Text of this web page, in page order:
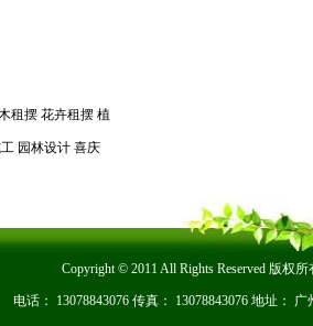
租摆 花卉租摆 植
园林设计 喜庆
Copyright © 2011 All Rights Reserved 版权
电话： 13078843076 传真： 13078843076 地址：